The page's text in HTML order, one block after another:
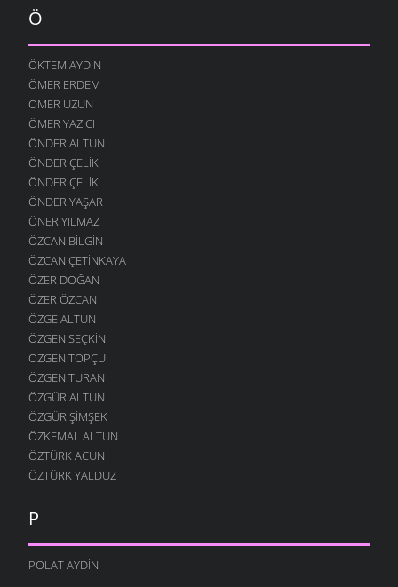
Ö
ÖKTEM AYDIN
ÖMER ERDEM
ÖMER UZUN
ÖMER YAZICI
ÖNDER ALTUN
ÖNDER ÇELIK
ÖNDER ÇELIK
ÖNDER YAŞAR
ÖNER YILMAZ
ÖZCAN BILGIN
ÖZCAN ÇETINKAYA
ÖZER DOĞAN
ÖZER ÖZCAN
ÖZGE ALTUN
ÖZGEN SEÇKIN
ÖZGEN TOPÇU
ÖZGEN TURAN
ÖZGÜR ALTUN
ÖZGÜR ŞIMŞEK
ÖZKEMAL ALTUN
ÖZTÜRK ACUN
ÖZTÜRK YALDUZ
P
POLAT AYDIN